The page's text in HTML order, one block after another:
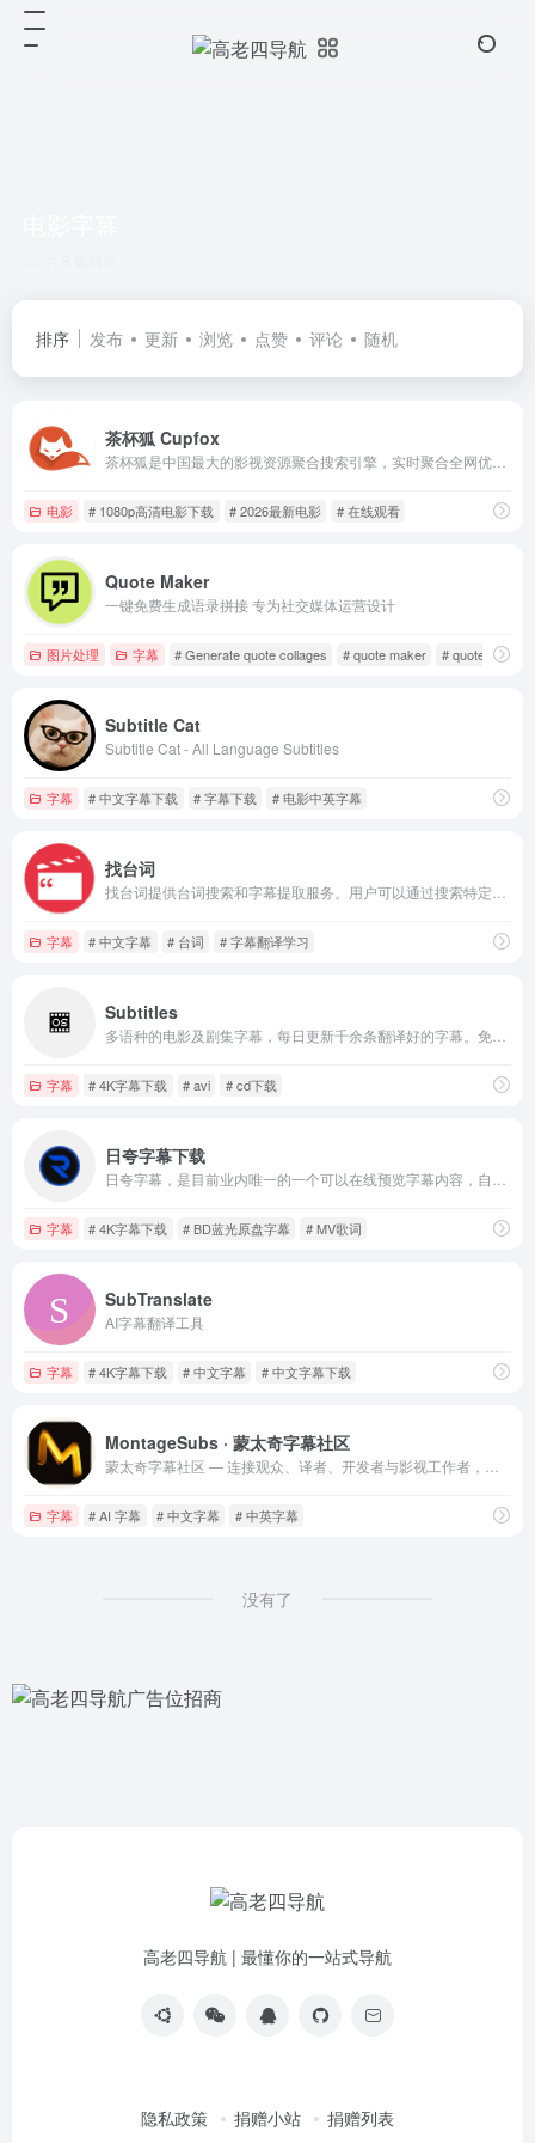
排序 发布 更新 浏览 点赞 评论 随机
茶杯狐 Cupfox
电影 # 1080p高清电影下载 # 2026最新电影 # 在线观看
Quote Maker
一键免费生成语录拼接 专为社交媒体运营设计
图片处理 字幕 # Generate quote collages # quote maker # quote stack
Subtitle Cat
Subtitle Cat - All Language Subtitles
字幕 # 中文字幕下载 # 字幕下载 # 电影中英字幕
找台词
字幕 # 中文字幕 # 台词 # 字幕翻译学习
Subtitles
字幕 # 4K字幕下载 # avi # cd下载
日夸字幕下载
字幕 # 4K字幕下载 # BD蓝光原盘字幕 # MV歌词
SubTranslate
AI字幕翻译工具
字幕 # 4K字幕下载 # 中文字幕 # 中文字幕下载
MontageSubs · 蒙太奇字幕社区
字幕 # AI 字幕 # 中文字幕 # 中英字幕
没有了
高老四导航 | 最懂你的一站式导航
隐私政策 捐赠小站 捐赠列表